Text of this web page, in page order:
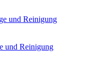
und Reinigung
und Reinigung